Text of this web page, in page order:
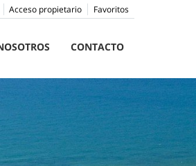
Favoritos
Acceso propietario
CONTACTO